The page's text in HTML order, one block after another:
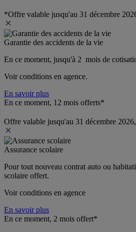
*Offre valable jusqu'au 31 décembre
Garantie des accidents de la vie
En ce moment, jusqu'à 2  mois de
Voir conditions en agence.
En savoir plus
En ce moment, 12 mois offerts*
Offre valable jusqu'au 31 décembre
Assurance scolaire
Pour tout nouveau contrat auto ou
scolaire offert.
Voir conditions en agence
En savoir plus
En ce moment, 2 mois offert*